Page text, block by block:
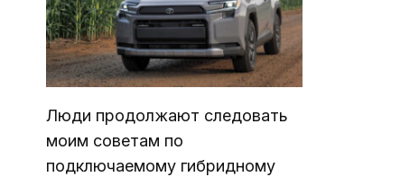
Люди продолжают следовать
моим советам по
подключаемому гибридному